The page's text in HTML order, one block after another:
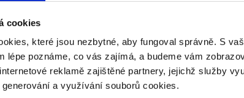
cookies
které jsou nezbytné, aby fungoval správně. S
lépe poznáme, co vás zajímá, a budeme vám
reklamě zajištěné partnery, jejichž služby
a využívání souborů cookies.
sedm judistů
tentokrát dosáhli na
starty velký význam.
a každý další krok